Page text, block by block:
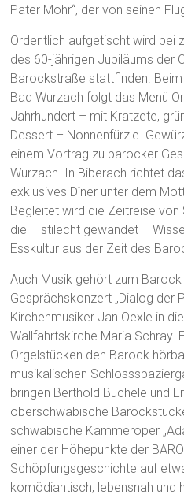
Pater Mohr“, der von seinen
Ordentlich aufgetischt wird bei
des 60-jährigen Jubiläums der
Barockstraße stattfinden. Beim
Bad Wurzach folgt das Menü
Jahrhundert – mit Kratzete,
Dessert – Nonnenfürzle.
einem Vortrag zu barocker
Wurzach. In Biberach richtet
exklusives Dîner unter dem
Begleitet wird die Zeitreise
die – stilecht gewandet –
Esskultur aus der Zeit des
Auch Musik gehört zum
Gesprächskonzert „Dialog der
Kirchenmusiker Jan Oexle in
Wallfahrtskirche Maria Schray.
Orgelstücken den Barock
musikalischen
bringen Berthold Büchele und
oberschwäbische
schwäbische Kammeroper
einer der Höhepunkte der
Schöpfungsgeschichte auf
komödiantisch, lebensnah und